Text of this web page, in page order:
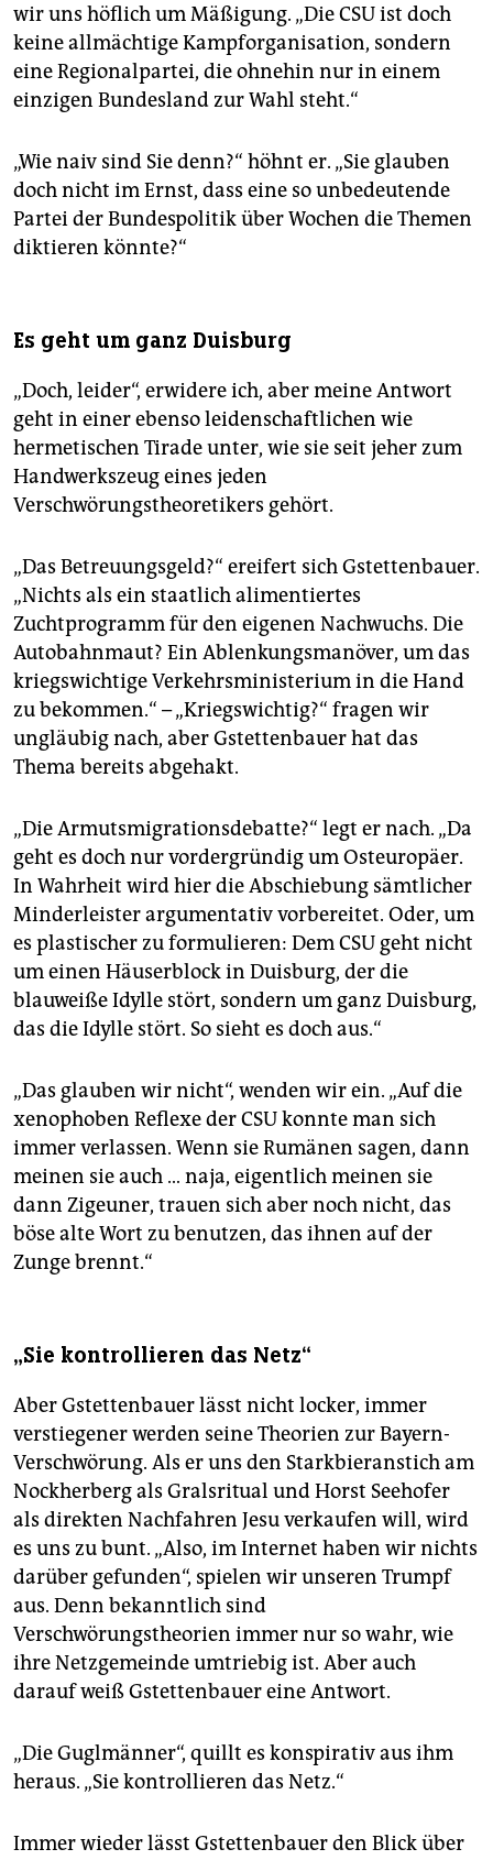
wir uns höflich um Mäßigung. „Die CSU ist doch
keine allmächtige Kampforganisation, sondern
eine Regionalpartei, die ohnehin nur in einem
einzigen Bundesland zur Wahl steht.“
„Wie naiv sind Sie denn?“ höhnt er. „Sie glauben
doch nicht im Ernst, dass eine so unbedeutende
Partei der Bundespolitik über Wochen die Themen
diktieren könnte?“
Es geht um ganz Duisburg
„Doch, leider“, erwidere ich, aber meine Antwort
geht in einer ebenso leidenschaftlichen wie
hermetischen Tirade unter, wie sie seit jeher zum
Handwerkszeug eines jeden
Verschwörungstheoretikers gehört.
„Das Betreuungsgeld?“ ereifert sich Gstettenbauer.
„Nichts als ein staatlich alimentiertes
Zuchtprogramm für den eigenen Nachwuchs. Die
Autobahnmaut? Ein Ablenkungsmanöver, um das
kriegswichtige Verkehrsministerium in die Hand
zu bekommen.“ – „Kriegswichtig?“ fragen wir
ungläubig nach, aber Gstettenbauer hat das
Thema bereits abgehakt.
„Die Armutsmigrationsdebatte?“ legt er nach. „Da
geht es doch nur vordergründig um Osteuropäer.
In Wahrheit wird hier die Abschiebung sämtlicher
Minderleister argumentativ vorbereitet. Oder, um
es plastischer zu formulieren: Dem CSU geht nicht
um einen Häuserblock in Duisburg, der die
blauweiße Idylle stört, sondern um ganz Duisburg,
das die Idylle stört. So sieht es doch aus.“
„Das glauben wir nicht“, wenden wir ein. „Auf die
xenophoben Reflexe der CSU konnte man sich
immer verlassen. Wenn sie Rumänen sagen, dann
meinen sie auch … naja, eigentlich meinen sie
dann Zigeuner, trauen sich aber noch nicht, das
böse alte Wort zu benutzen, das ihnen auf der
Zunge brennt.“
„Sie kontrollieren das Netz“
Aber Gstettenbauer lässt nicht locker, immer
verstiegener werden seine Theorien zur Bayern-
Verschwörung. Als er uns den Starkbieranstich am
Nockherberg als Gralsritual und Horst Seehofer
als direkten Nachfahren Jesu verkaufen will, wird
es uns zu bunt. „Also, im Internet haben wir nichts
darüber gefunden“, spielen wir unseren Trumpf
aus. Denn bekanntlich sind
Verschwörungstheorien immer nur so wahr, wie
ihre Netzgemeinde umtriebig ist. Aber auch
darauf weiß Gstettenbauer eine Antwort.
„Die Guglmänner“, quillt es konspirativ aus ihm
heraus. „Sie kontrollieren das Netz.“
Immer wieder lässt Gstettenbauer den Blick über